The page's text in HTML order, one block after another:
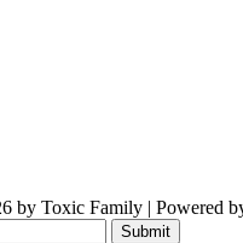
by Toxic Family | Powered
Submit